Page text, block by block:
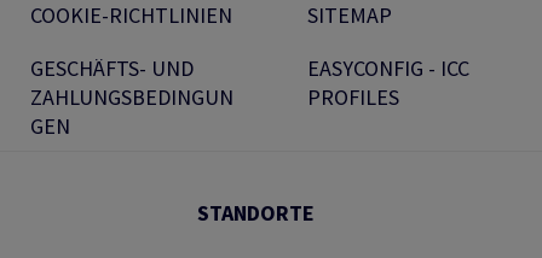
COOKIE-RICHTLINIEN
GESCHÄFTS- UND
ZAHLUNGSBEDINGUN
GEN
SITEMAP
EASYCONFIG - ICC
PROFILES
STANDORTE